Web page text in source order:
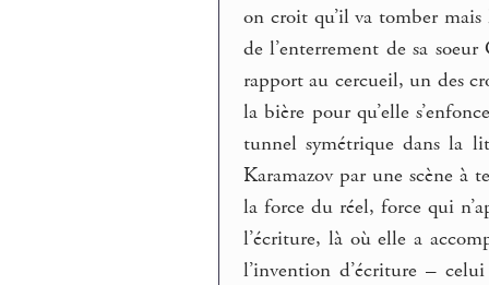
on croit qu’il va tomber
de l’enterrement de sa
rapport au cercueil, un des
la bière pour qu’elle
tunnel symétrique dans la
Karamazov par une scène
la force du réel, force qui
l’écriture, là où elle a
l’invention d’écriture –